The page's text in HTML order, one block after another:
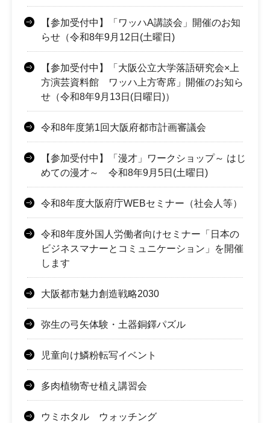
【参加受付中】「ワッハA講談会」開催のお知
らせ（令和8年9月12日(土曜日)
【参加受付中】「大阪公立大学落語研究会×上
方演芸資料館 ワッハ上方寄席」開催のお知ら
せ（令和8年9月13日(日曜日)）
令和8年度第1回大阪府都市計画審議会
【参加受付中】「漫才」ワークショップ～ はじ
めての漫才～ 令和8年9月5日(土曜日)
令和8年度大阪府庁WEBセミナー（社会人等）
令和8年度外国人労働者向けセミナー「日本の
ビジネスマナーとコミュニケーション」を開催
します
大阪都市魅力創造戦略2030
弥生の弓矢体験・土器銅鐸パズル
児童向け鱗粉転写イベント
多肉植物寄せ植え講習会
ウミホタル ウォッチング